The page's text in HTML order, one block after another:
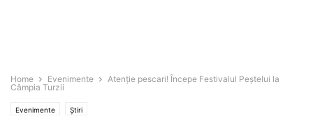
Home Evenimente
Atenţie pescari! Începe Festivalul Peştelui la
Câmpia Turzii
Evenimente Știri